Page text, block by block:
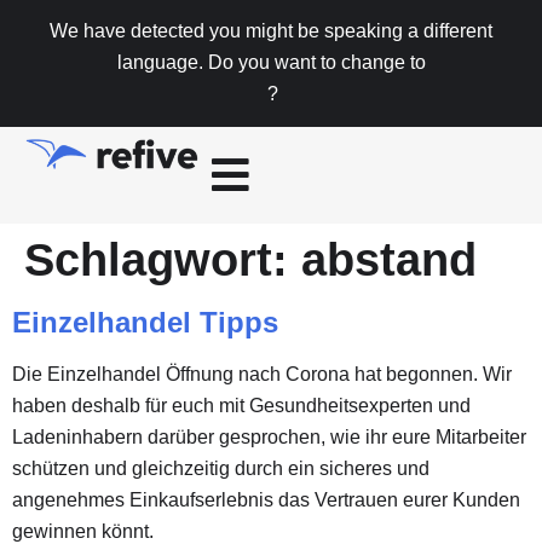
We have detected you might be speaking a different
language. Do you want to change to
?
Schlagwort: abstand
Einzelhandel Tipps
Die Einzelhandel Öffnung nach Corona hat begonnen. Wir
haben deshalb für euch mit Gesundheitsexperten und
Ladeninhabern darüber gesprochen, wie ihr eure Mitarbeiter
schützen und gleichzeitig durch ein sicheres und
angenehmes Einkaufserlebnis das Vertrauen eurer Kunden
gewinnen könnt.